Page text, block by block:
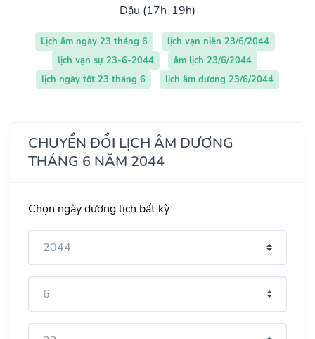
Dậu (17h-19h)
Lịch âm ngày 23 tháng 6
lịch vạn niên 23/6/2044
lịch vạn sự 23-6-2044
âm lịch 23/6/2044
lịch ngày tốt 23 tháng 6
lịch âm dương 23/6/2044
CHUYỂN ĐỔI LỊCH ÂM DƯƠNG
THÁNG 6 NĂM 2044
Chọn ngày dương lịch bất kỳ